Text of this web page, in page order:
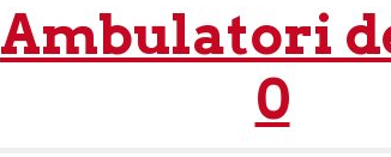
Ambulatori
0